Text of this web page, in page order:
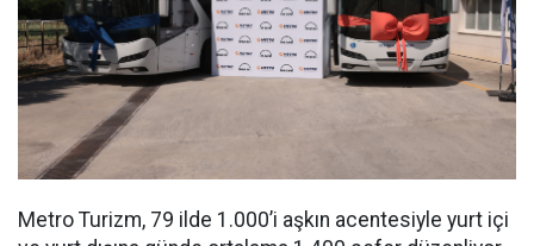
Metro Turizm, 79 ilde 1.000’i aşkın acentesiyle yurt içi